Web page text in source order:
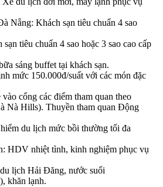
Nẵng: Khách sạn tiêu chuẩn 4 sao
tiêu chuẩn 4 sao hoặc 3 sao cao cấp
sáng buffet tại khách sạn.
mức 150.000đ/suất với các món đặc
cổng các điểm tham quan theo
Nà Hills). Thuyền tham quan Động
du lịch mức bồi thường tối đa
HDV nhiệt tình, kinh nghiệm phục vụ
lịch Hải Đăng, nước suối
khăn lạnh.